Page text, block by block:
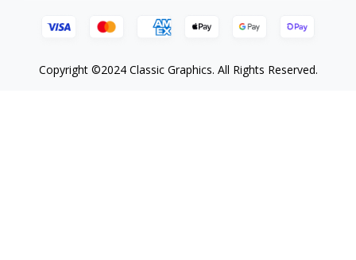
Copyright ©2024 Classic Graphics. All Rights Reserved.